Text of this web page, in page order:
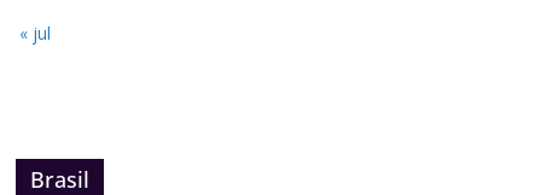
« jul
Brasil